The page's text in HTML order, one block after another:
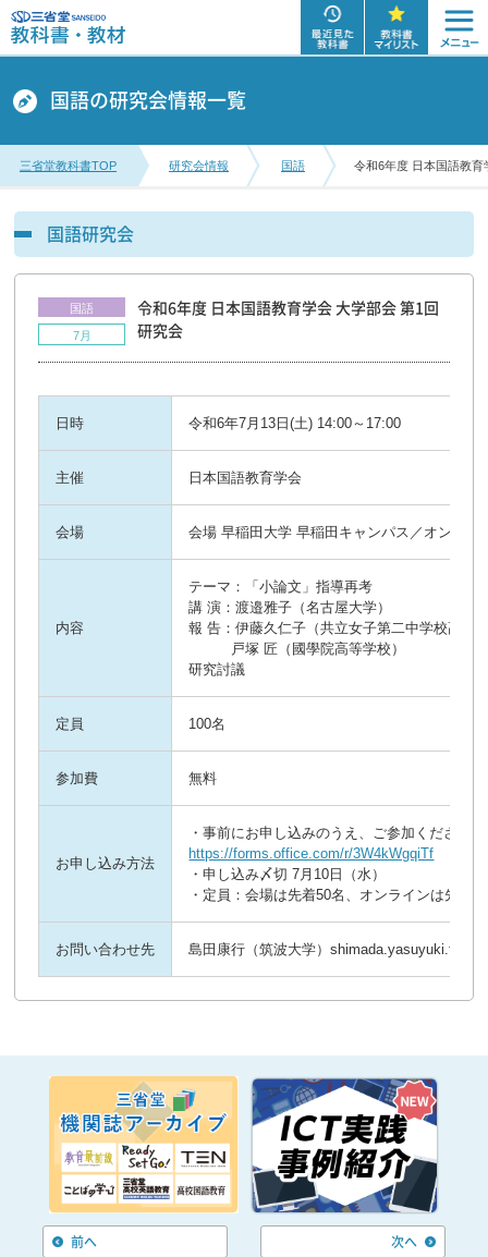
国語の研究会情報一覧
三省堂教科書TOP 研究会情報 国語 令和6年度 日本国語教
国語研究会
国語
7月
令和6年度 日本国語教育学会 大学部会 第1回
研究会
日時 令和6年7月13日(土) 14:00～17:00
主催 日本国語教育学会
会場 会場 早稲田大学 早稲田キャンパス／オンライ
内容
テーマ：「小論文」指導再考
講 演：渡邉雅子（名古屋大学）
報 告：伊藤久仁子（共立女子第二中学校高等
戸塚 匠（國學院高等学校）
研究討議
定員 100名
参加費 無料
お申し込み方法
・事前にお申し込みのうえ、ご参加ください。
https://forms.office.com/r/3W4kWgqiTf
・申し込み〆切 7月10日（水）
・定員：会場は先着50名、オンラインは先着
お問い合わせ先 島田康行（筑波大学）
前へ 次へ